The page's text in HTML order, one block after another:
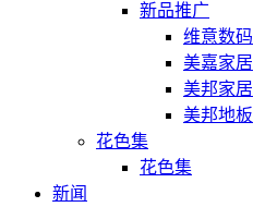
新品推广
维意数码
美嘉家居
美邦家居
美邦地板
花色集
花色集
新闻